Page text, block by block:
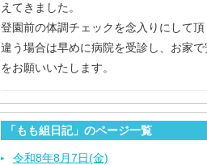
えてきました。
登園前の体調チェックを念入りにして
違う場合は早めに病院を受診し、お家
をお願いいたします。
「もも組日記」のページ一覧
令和8年8月7日(金)